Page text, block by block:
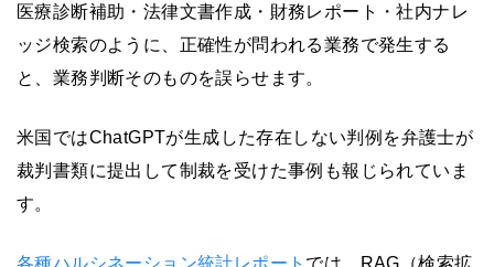
医療診断補助・法律文書作成・財務レポート・社内ナレ
ッジ検索のように、正確性が問われる業務で発生する
と、業務判断そのものを誤らせます。
米国ではChatGPTが生成した存在しない判例を弁護士が
裁判書類に提出して制裁を受けた事例も報じられていま
す。
各種ハルシネーション統計レポート では、RAG（検索拡